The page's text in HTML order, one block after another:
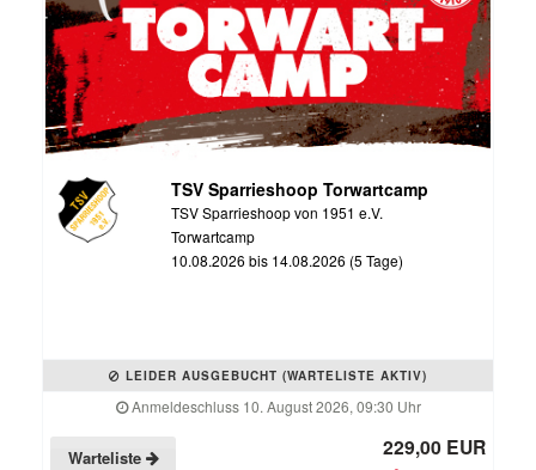
TSV Sparrieshoop Torwartcamp
TSV Sparrieshoop von 1951 e.V.
Torwartcamp
10.08.2026 bis 14.08.2026 (5 Tage)
LEIDER AUSGEBUCHT (WARTELISTE AKTIV)
Anmeldeschluss 10. August 2026, 09:30 Uhr
Warteliste 229,00 EUR